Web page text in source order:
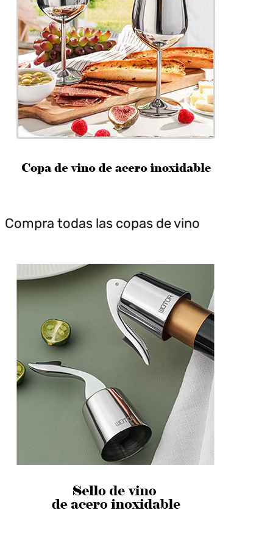
Compra todas las copas de vino